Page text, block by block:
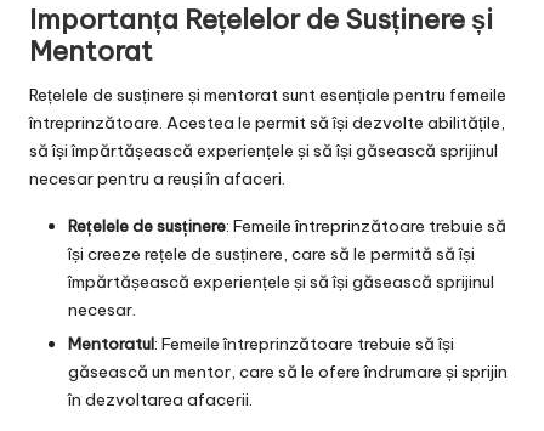
Importanța Rețelelor de Susținere și
Mentorat
Rețelele de susținere și mentorat sunt esențiale pentru femeile
întreprinzătoare. Acestea le permit să își dezvolte abilitățile,
să își împărtășească experiențele și să își găsească sprijinul
necesar pentru a reuși în afaceri.
Rețelele de susținere: Femeile întreprinzătoare trebuie să
își creeze rețele de susținere, care să le permită să își
împărtășească experiențele și să își găsească sprijinul
necesar.
Mentoratul: Femeile întreprinzătoare trebuie să își
găsească un mentor, care să le ofere îndrumare și sprijin
în dezvoltarea afacerii.